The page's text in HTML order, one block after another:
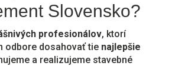
Slovensko?
profesionálov, ktorí
odbore dosahovať tie najlepšie
a realizujeme stavebné